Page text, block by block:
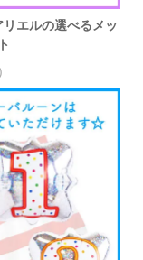
エルの選べるメッ
ト